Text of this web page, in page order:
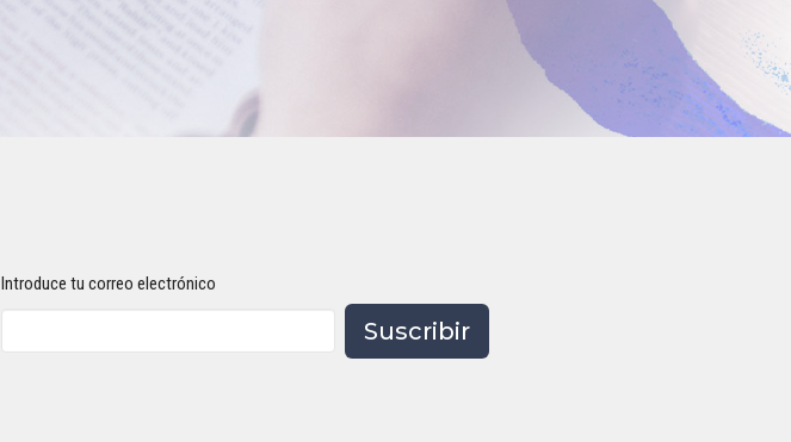
Introduce tu correo electrónico
Suscribir